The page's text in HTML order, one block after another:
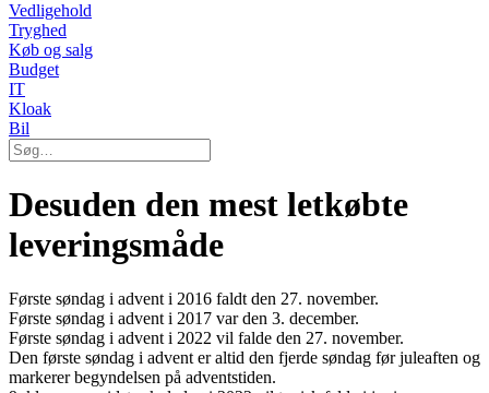
Vedligehold
Tryghed
Køb og salg
Budget
IT
Kloak
Bil
Desuden den mest letkøbte
leveringsmåde
Første søndag i advent i 2016 faldt den 27. november.
Første søndag i advent i 2017 var den 3. december.
Første søndag i advent i 2022 vil falde den 27. november.
Den første søndag i advent er altid den fjerde søndag før juleaften og
markerer begyndelsen på adventstiden.